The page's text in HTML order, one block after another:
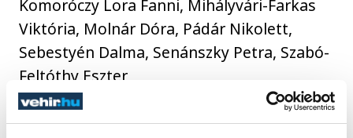
Komoróczy Lora Fanni, Mihályvári-Farkas
Viktória, Molnár Dóra, Pádár Nikolett,
Sebestyén Dalma, Senánszky Petra, Szabó-
Feltóthy Eszter
nyíltvízi versenyszámok: